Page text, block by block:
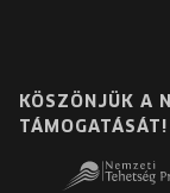
KÖSZÖNJÜK A
TÁMOGATÁSÁT!